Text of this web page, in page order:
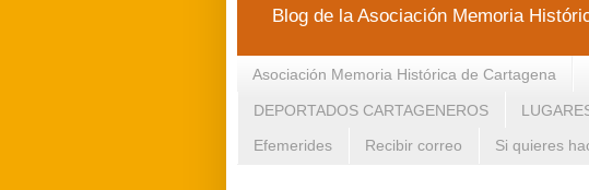
Blog de la Asociación Memoria
Asociación Memoria Histórica de Cartagena
DEPORTADOS CARTAGENEROS
Efemerides Recibir correo Si quieres